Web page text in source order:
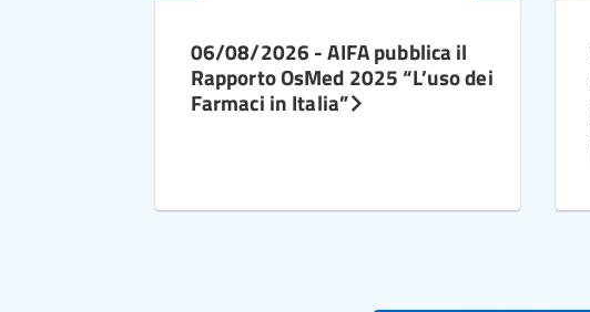
06/08/2026 - AIFA pubblica il
Rapporto OsMed 2025 “L’uso dei
Farmaci in Italia”